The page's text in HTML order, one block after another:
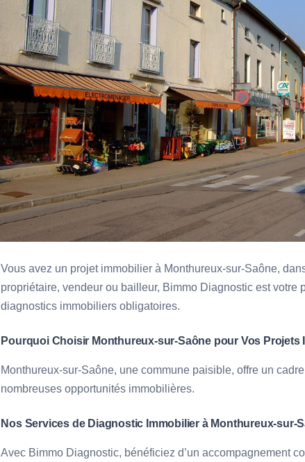
Vous avez un projet immobilier à Monthureux-sur-Saône,
propriétaire, vendeur ou bailleur, Bimmo Diagnostic est votre
diagnostics immobiliers obligatoires.
Pourquoi Choisir Monthureux-sur-Saône pour Vos Projets
Monthureux-sur-Saône, une commune paisible, offre un
nombreuses opportunités immobilières.
Nos Services de Diagnostic Immobilier à Monthureux-sur-
Avec Bimmo Diagnostic, bénéficiez d’un accompagnement